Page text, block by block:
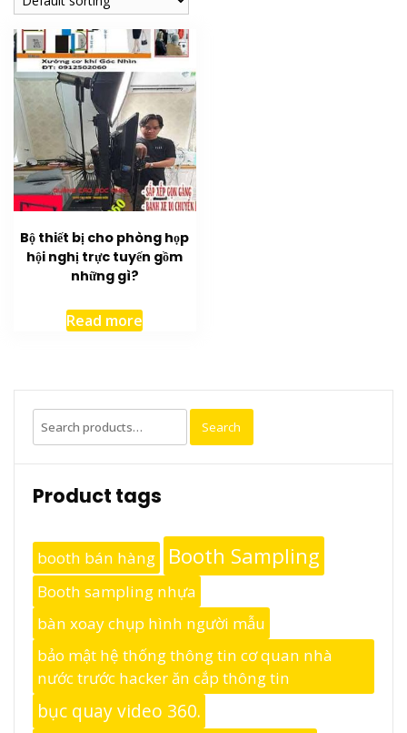
Bộ thiết bị cho phòng họp
hội nghị trực tuyến gồm
những gì?
Read more
Search
for:
Search
Product tags
booth bán hàng Booth Sampling
Booth sampling nhựa
bàn xoay chụp hình người mẫu
bảo mật hệ thống thông tin cơ quan nhà
nước trước hacker ăn cắp thông tin
bục quay video 360.